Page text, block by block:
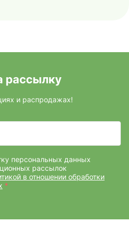
рассылку
и распродажах!
персональных данных
рассылок
в отношении обработки
*